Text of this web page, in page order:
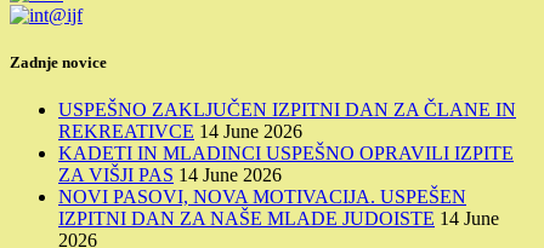
Zadnje novice
USPEŠNO ZAKLJUČEN IZPITNI DAN ZA ČLANE IN
REKREATIVCE 14 June 2026
KADETI IN MLADINCI USPEŠNO OPRAVILI IZPITE
ZA VIŠJI PAS 14 June 2026
NOVI PASOVI, NOVA MOTIVACIJA. USPEŠEN
IZPITNI DAN ZA NAŠE MLADE JUDOISTE 14 June
2026